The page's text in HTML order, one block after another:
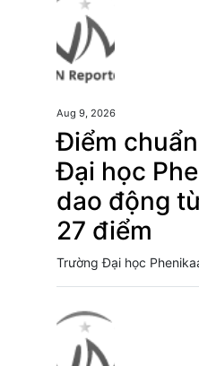
Aug 9, 2026
Điểm
Đại học
dao động
27 điểm